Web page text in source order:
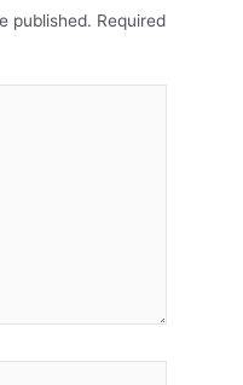
published. Required